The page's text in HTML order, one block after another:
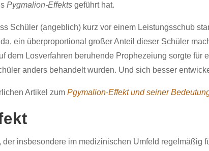
Pygmalion-Effektsgeführt hat.
Schüler (angeblich) kurz vor einem Leistungsschub
ein überproportional großer Anteil dieser Schüler
dem Losverfahren beruhende Prophezeiung sorgte für
anders behandelt wurden. Und sich besser
Artikel zum Pgymalion-Effekt und seiner
insbesondere im medizinischen Umfeld regelmäßig